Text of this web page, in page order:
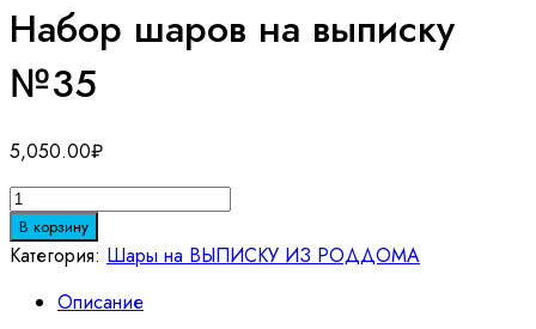
Набор шаров на выписку
№35
5,050.00₽
Количество
товара
Набор
В корзину
Категория: Шары на ВЫПИСКУ ИЗ РОДДОМА
Описание